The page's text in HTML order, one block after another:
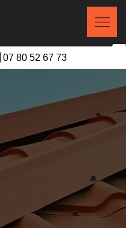
07 80 52 67 73